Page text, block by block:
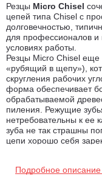
Резцы Micro Chisel
цепей типа Chisel с
долговечностью,
для профессионалов
условиях работы.
Резцы Micro Chisel еще
«рубящий в щепу»),
скругления рабочих
форма обеспечивает
обрабатываемой
пиления. Режущие
нетребовательны к ее
зуба не так страшны
цепи хорошо себя
Облегченная,
Подробное